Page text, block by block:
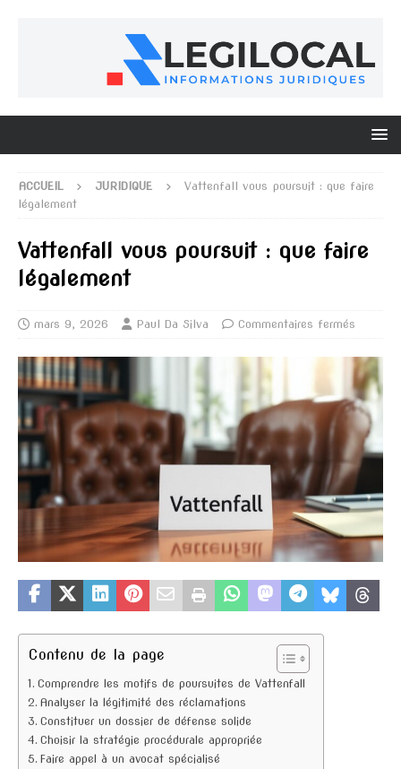
ACCUEIL JURIDIQUE
Vattenfall vous poursuit : que faire
légalement
Vattenfall vous poursuit : que faire
légalement
mars 9, 2026 Paul Da Silva Commentaires fermés
Contenu de la page
Comprendre les motifs de poursuites de Vattenfall
Analyser la légitimité des réclamations
Constituer un dossier de défense solide
Choisir la stratégie procédurale appropriée
Faire appel à un avocat spécialisé